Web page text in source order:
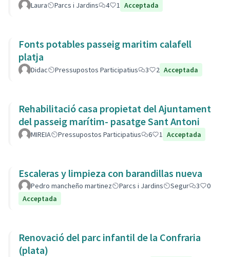
Laura Parcs i Jardins 4 1 Acceptada
Fonts potables passeig maritim calafell
platja
Didac Pressupostos Participatius 3 2 Acceptada
Rehabilitació casa propietat del Ajuntament
del passeig marítim- pasatge Sant Antoni
MIREIA Pressupostos Participatius 6 1 Acceptada
Escaleras y limpieza con barandillas nueva
Pedro mancheño martinez Parcs i Jardins Segur 3
0
Acceptada
Renovació del parc infantil de la Confraria
(plata)